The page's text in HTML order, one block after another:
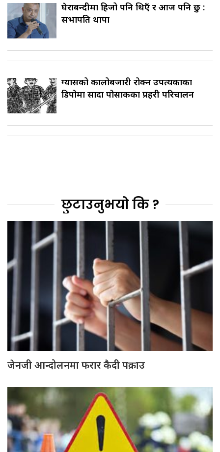
घेराबन्दीमा हिजो पनि थिएँ र आज पनि छु :
सभापति थापा
ग्यासको कालोबजारी रोक्न उपत्यकाका
डिपोमा सादा पोसाकका प्रहरी परिचालन
छुटाउनुभयो कि ?
जेनजी आन्दोलनमा फरार कैदी पक्राउ